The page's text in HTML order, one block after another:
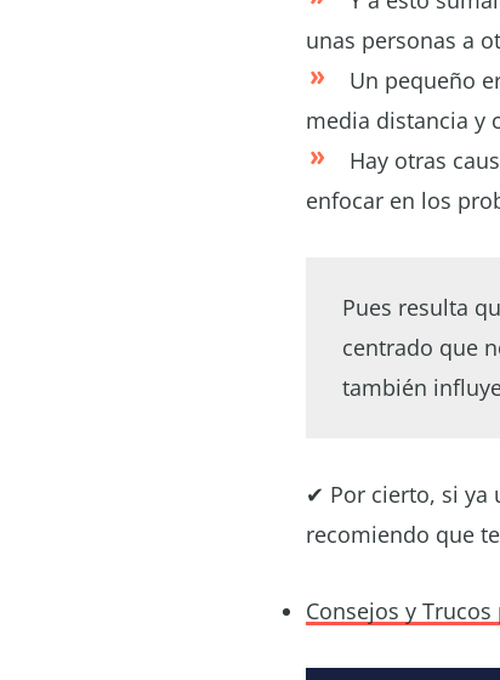
unas personas a
Un pequeño
media distancia y
Hay otras
enfocar en los
Pues resulta
centrado que
también
✔ Por cierto, si ya
recomiendo que
Consejos y Trucos